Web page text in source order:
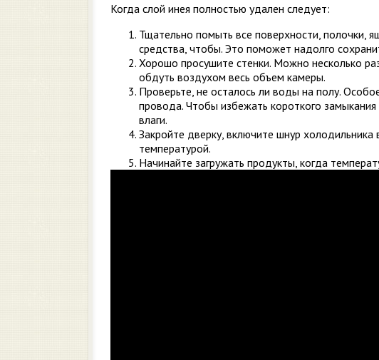
Когда слой инея полностью удален следует:
Тщательно помыть все поверхности, полочки,
средства, чтобы. Это поможет надолго
Хорошо просушите стенки. Можно несколько
обдуть воздухом весь объем камеры.
Проверьте, не осталось ли воды на полу.
провода. Чтобы избежать короткого
влаги.
Закройте дверку, включите шнур
температурой.
Начинайте загружать продукты, когда